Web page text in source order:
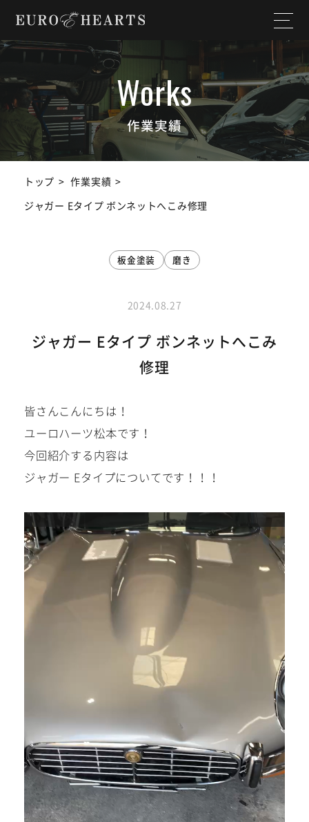
私たちについて
選ばれる理由
サービス内容
店舗情報
納入実績
作業実績
ランドクルーザー
SDGs宣言
在庫車
在庫車は下記サイトにも掲載
中!
メール
WEBからご相談
24時間受付中！
作業実績
トップ
作業実績
ジャガー Eタイプ ボンネットへこみ修理
板金塗装 磨き
2024.08.27
ジャガー Eタイプ ボンネットへこみ
修理
皆さんこんにちは！
ユーロハーツ松本です！
今回紹介する内容は
ジャガー Eタイプについてです！！！